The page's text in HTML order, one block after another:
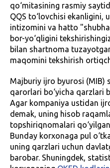
qo‘mitasining rasmiy
QQS to‘lovchisi ekanligini,
intizomini va hatto
bor-yo‘qligini
bilan shartnoma
maqomini tekshirish
Majburiy ijro byurosi (MIB)
qarorlari bo‘yicha qarzlari
Agar kompaniya ustidan
demak, uning hisob
topshiriqnomalari
Bunday korxonaga pul
uning qarzlari uchun
barobar. Shuningdek,